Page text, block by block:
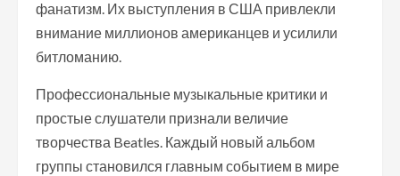
фанатизм. Их выступления в США привлекли
внимание миллионов американцев и усилили
битломанию.
Профессиональные музыкальные критики и
простые слушатели признали величие
творчества Beatles. Каждый новый альбом
группы становился главным событием в мире